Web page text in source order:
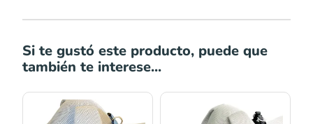
Si te gustó este producto, puede que
también te interese...
de
de